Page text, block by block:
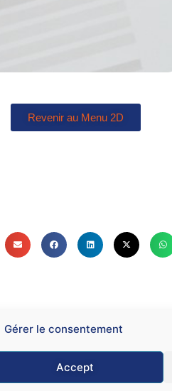
Gérer le consentement
Accept
Revenir au Menu 2D